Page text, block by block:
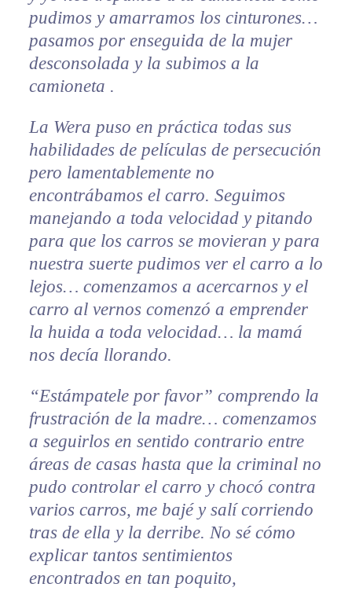
pudimos y amarramos los cinturones…
pasamos por enseguida de la mujer
desconsolada y la subimos a la
camioneta .
La Wera puso en práctica todas sus
habilidades de películas de persecución
pero lamentablemente no
encontrábamos el carro. Seguimos
manejando a toda velocidad y pitando
para que los carros se movieran y para
nuestra suerte pudimos ver el carro a lo
lejos… comenzamos a acercarnos y el
carro al vernos comenzó a emprender
la huida a toda velocidad… la mamá
nos decía llorando.
“Estámpatele por favor” comprendo la
frustración de la madre… comenzamos
a seguirlos en sentido contrario entre
áreas de casas hasta que la criminal no
pudo controlar el carro y chocó contra
varios carros, me bajé y salí corriendo
tras de ella y la derribe. No sé cómo
explicar tantos sentimientos
encontrados en tan poquito,